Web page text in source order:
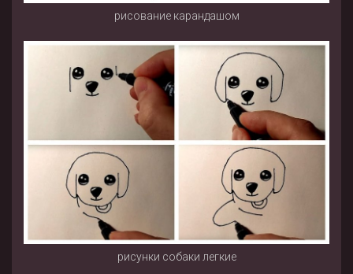
рисование карандашом
рисунки собаки легкие